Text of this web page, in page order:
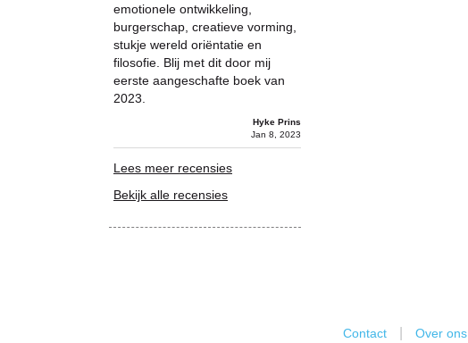
emotionele ontwikkeling,
burgerschap, creatieve vorming,
stukje wereld oriëntatie en
filosofie. Blij met dit door mij
eerste aangeschafte boek van
2023.
Hyke Prins
Jan 8, 2023
Lees meer recensies
Bekijk alle recensies
Contact Over ons